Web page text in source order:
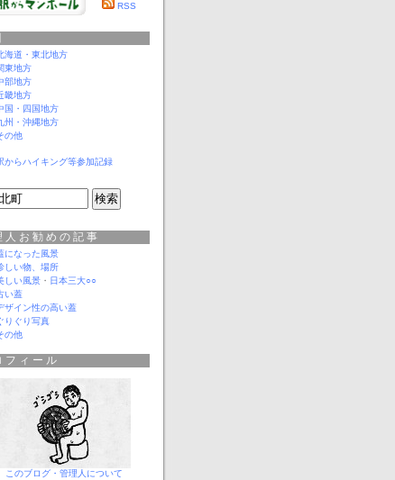
RSS
海道・東北地方
東地方
部地方
畿地方
国・四国地方
州・沖縄地方
の他
からハイキング等参加記録
人お勧めの記事
になった風景
しい物、場所
しい風景 ・ 日本三大○○
い蓋
ザイン性の高い蓋
りぐり写真
の他
フィール
このブログ・管理人について